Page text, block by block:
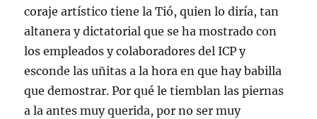
coraje artístico tiene la Tió, quien lo diría, tan
altanera y dictatorial que se ha mostrado con
los empleados y colaboradores del ICP y
esconde las uñitas a la hora en que hay babilla
que demostrar. Por qué le tiemblan las piernas
a la antes muy querida, por no ser muy